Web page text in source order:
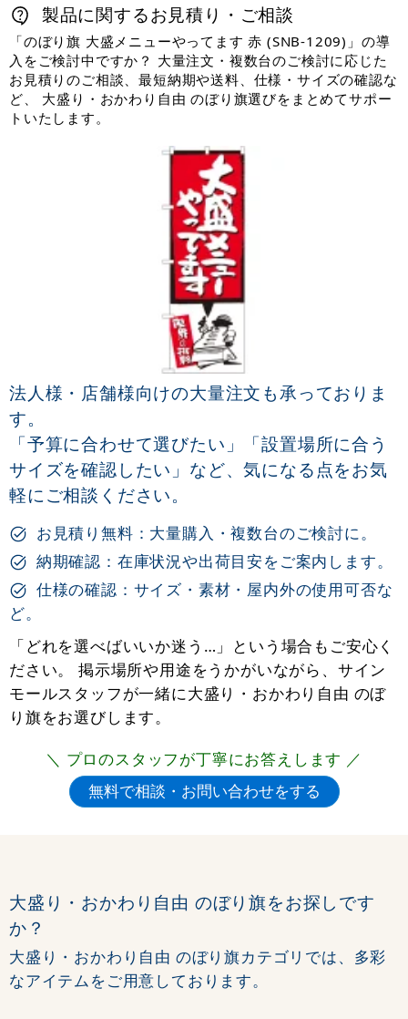
製品に関するお見積り・ご相談
「のぼり旗 大盛メニューやってます 赤 (SNB-1209)」の導
入をご検討中ですか？ 大量注文・複数台のご検討に応じた
お見積りのご相談、最短納期や送料、仕様・サイズの確認な
ど、 大盛り・おかわり自由 のぼり旗選びをまとめてサポー
トいたします。
法人様・店舗様向けの大量注文も承っておりま
す。
「予算に合わせて選びたい」「設置場所に合う
サイズを確認したい」など、気になる点をお気
軽にご相談ください。
お見積り無料：大量購入・複数台のご検討に。
納期確認：在庫状況や出荷目安をご案内します。
仕様の確認：サイズ・素材・屋内外の使用可否な
ど。
「どれを選べばいいか迷う…」という場合もご安心く
ださい。 掲示場所や用途をうかがいながら、サイン
モールスタッフが一緒に大盛り・おかわり自由 のぼ
り旗をお選びします。
＼ プロのスタッフが丁寧にお答えします ／
大盛り・おかわり自由 のぼり旗をお探しです
か？
大盛り・おかわり自由 のぼり旗カテゴリでは、多彩
なアイテムをご用意しております。